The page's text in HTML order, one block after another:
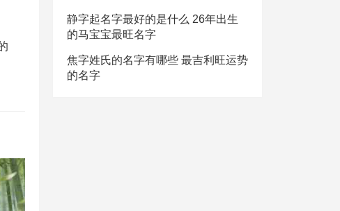
静字起名字最好的是什么 26年出生
的马宝宝最旺名字
焦字姓氏的名字有哪些 最吉利旺运势
的名字